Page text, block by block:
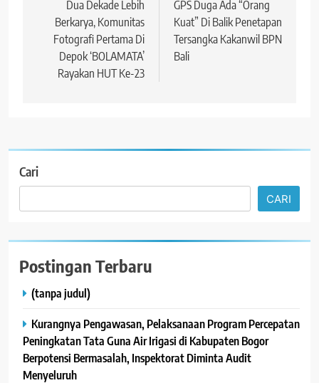
Dua Dekade Lebih
Berkarya, Komunitas
Fotografi Pertama Di
Depok ‘BOLAMATA’
Rayakan HUT Ke-23
GPS Duga Ada “Orang
Kuat” Di Balik Penetapan
Tersangka Kakanwil BPN
Bali
Cari
CARI
Postingan Terbaru
(tanpa judul)
Kurangnya Pengawasan, Pelaksanaan Program Percepatan
Peningkatan Tata Guna Air Irigasi di Kabupaten Bogor
Berpotensi Bermasalah, Inspektorat Diminta Audit
Menyeluruh